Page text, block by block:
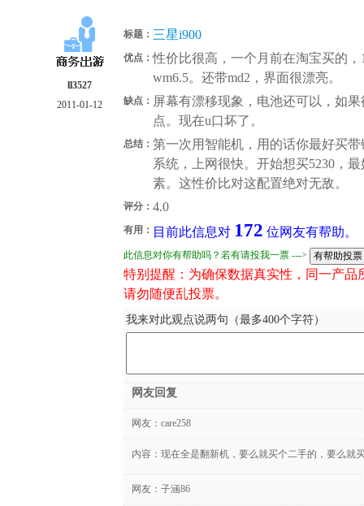
ll3527
2011-01-12
标题： 三星i900
优点：性价比很高，一个月前在淘宝买的
wm6.5。还带md2，界面很漂亮。
缺点： 屏幕有漂移现象，电池还可以，如
点。现在u口坏了。
总结： 第一次用智能机，用的话你最好买
系统，上网很快。开始想买5230，
素。这性价比对这配置绝对无敌。
评分： 4.0
有用： 目前此信息对 172 位网友有帮助。
此信息对你有帮助吗？若有请投我一票 --->
特别提醒：为确保数据真实性，同一产
请勿随便乱投票。
我来对此观点说两句（最多400个字符）
网友回复
网友： care258
内容：现在全是翻新机，要么就买个二手的，要么就
网友： 子涵86